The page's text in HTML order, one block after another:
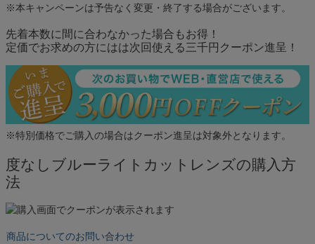
※本キャンペーンは予告なく変更・終了する場合がございます。
先着本数に間に合わなかった場合もお得！
定価でお求めの方にはは次回使える三千円クーポン進呈！
※特別価格でご購入の場合はクーポン進呈は対象外となります。
度なしブルーライトカットレンズの購入方
法
商品についてのお問い合わせ